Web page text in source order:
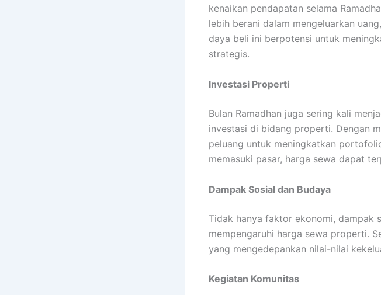
kenaikan pendapatan selama
lebih berani dalam mengeluarkan
daya beli ini berpotensi untuk
strategis.
Investasi Properti
Bulan Ramadhan juga sering kali
investasi di bidang properti. Dengan
peluang untuk meningkatkan
memasuki pasar, harga sewa dapat
Dampak Sosial dan Budaya
Tidak hanya faktor ekonomi, dampak
mempengaruhi harga sewa properti.
yang mengedepankan nilai-nilai
Kegiatan Komunitas